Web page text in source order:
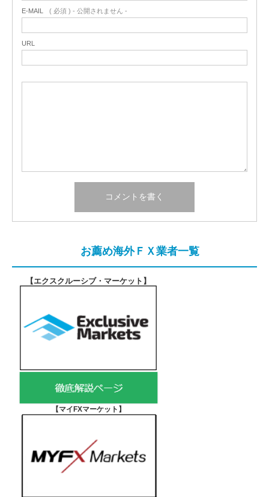
E-MAIL ( 必須 ) - 公開されません -
URL
お薦め海外ＦＸ業者一覧
【エクスクルーシブ・マーケット 】
【マイFXマーケット 】